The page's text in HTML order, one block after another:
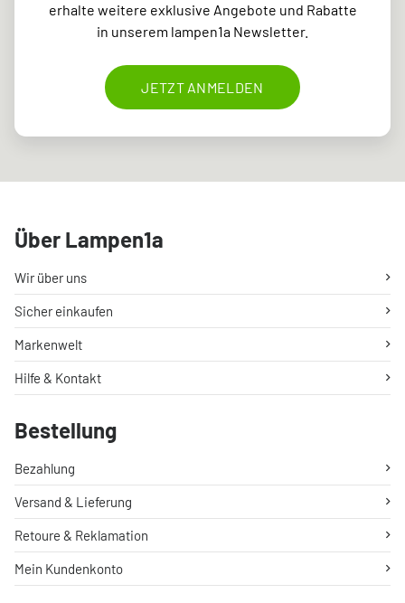
erhalte weitere exklusive Angebote und Rabatte
in unserem lampen1a Newsletter.
JETZT ANMELDEN
Über Lampen1a
Wir über uns
Sicher einkaufen
Markenwelt
Hilfe & Kontakt
Bestellung
Bezahlung
Versand & Lieferung
Retoure & Reklamation
Mein Kundenkonto